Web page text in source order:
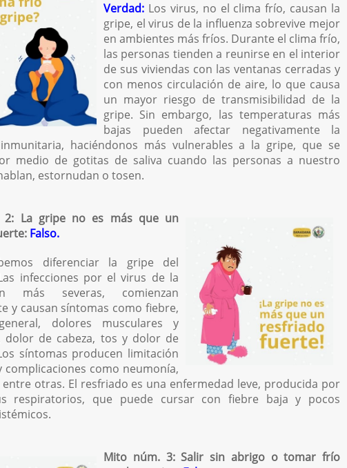
Verdad: Los virus, no el clima frío, causan la
gripe, el virus de la influenza sobrevive mejor
en ambientes más fríos. Durante el clima frío,
las personas tienden a reunirse en el interior
de sus viviendas con las ventanas cerradas y
con menos circulación de aire, lo que causa
un mayor riesgo de transmisibilidad de la
gripe. Sin embargo, las temperaturas más
bajas pueden afectar negativamente la
haciéndonos más vulnerables a la gripe, que se
medio de gotitas de saliva cuando las personas a nuestro
estornudan o tosen.
2: La gripe no es más que un
Falso.
diferenciar la gripe del
infecciones por el virus de la
más severas, comienzan
y causan síntomas como fiebre,
dolores musculares y
dolor de cabeza, tos y dolor de
síntomas producen limitación
complicaciones como neumonía,
otras. El resfriado es una enfermedad leve, producida por
respiratorios, que puede cursar con fiebre baja y pocos
Mito núm. 3: Salir sin abrigo o tomar frío